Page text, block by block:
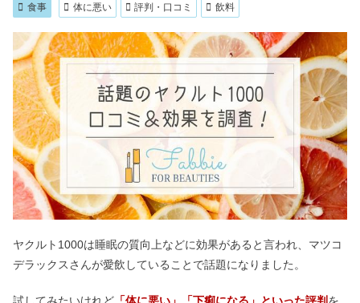
食事 体に悪い 評判・口コミ 飲料
ヤクルト1000は睡眠の質向上などに効果があると言われ、マツコ
デラックスさんが愛飲していることで話題になりました。